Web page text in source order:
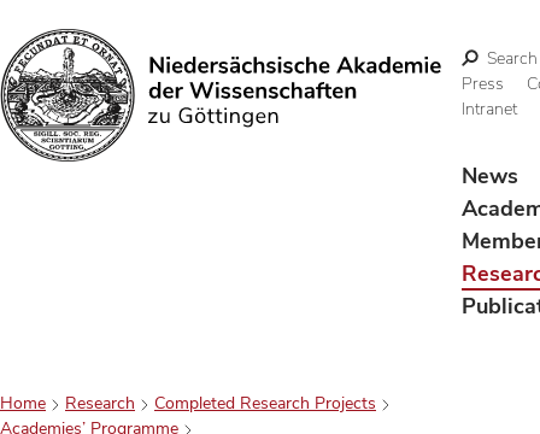
Search
Search
Press
Intranet
News
Home Research
Completed Research Projects
Academies’ Programme